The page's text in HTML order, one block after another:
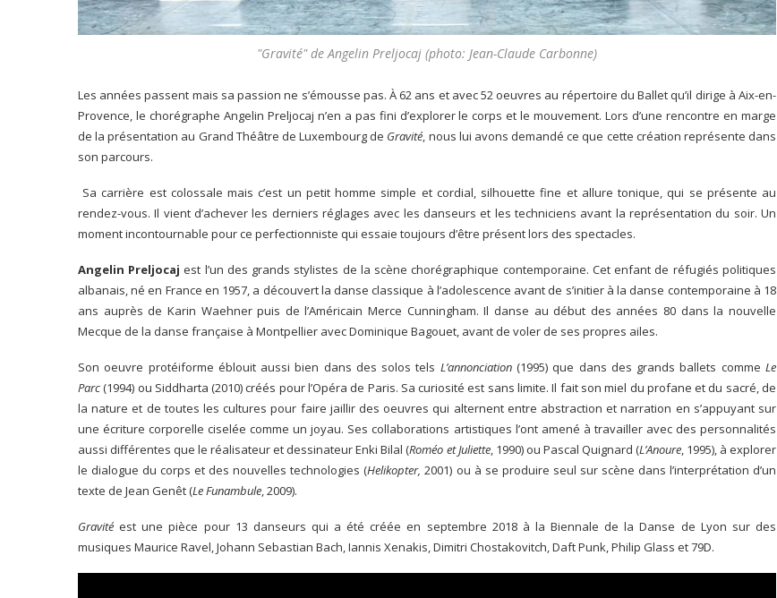
"Gravité" de Angelin Preljocaj (photo: Jean-Claude Carbonne)
Les années passent mais sa passion ne s’émousse pas. À 62 ans et avec 52 oeuvres au répertoire du Ballet qu’il dirige à Aix-en-
Provence, le chorégraphe Angelin Preljocaj n’en a pas fini d’explorer le corps et le mouvement. Lors d’une rencontre en marge
de la présentation au Grand Théâtre de Luxembourg de Gravité, nous lui avons demandé ce que cette création représente dans
son parcours.
Sa carrière est colossale mais c’est un petit homme simple et cordial, silhouette fine et allure tonique, qui se présente au
rendez-vous. Il vient d’achever les derniers réglages avec les danseurs et les techniciens avant la représentation du soir. Un
moment incontournable pour ce perfectionniste qui essaie toujours d’être présent lors des spectacles.
Angelin Preljocaj est l’un des grands stylistes de la scène chorégraphique contemporaine. Cet enfant de réfugiés politiques
albanais, né en France en 1957, a découvert la danse classique à l’adolescence avant de s’initier à la danse contemporaine à 18
ans auprès de Karin Waehner puis de l’Américain Merce Cunningham. Il danse au début des années 80 dans la nouvelle
Mecque de la danse française à Montpellier avec Dominique Bagouet, avant de voler de ses propres ailes.
Son oeuvre protéiforme éblouit aussi bien dans des solos tels L’annonciation(1995) que dans des grands ballets comme Le
Parc(1994) ou Siddharta (2010) créés pour l’Opéra de Paris. Sa curiosité est sans limite. Il fait son miel du profane et du sacré, de
la nature et de toutes les cultures pour faire jaillir des oeuvres qui alternent entre abstraction et narration en s’appuyant sur
une écriture corporelle ciselée comme un joyau. Ses collaborations artistiques l’ont amené à travailler avec des personnalités
aussi différentes que le réalisateur et dessinateur Enki Bilal (Roméo et Juliette, 1990) ou Pascal Quignard (L’Anoure, 1995), à explorer
le dialogue du corps et des nouvelles technologies (Helikopter,2001) ou à se produire seul sur scène dans l’interprétation d’un
texte de Jean Genêt (Le Funambule, 2009).
Gravitéest une pièce pour 13 danseurs qui a été créée en septembre 2018 à la Biennale de la Danse de Lyon sur des
musiques Maurice Ravel, Johann Sebastian Bach, Iannis Xenakis, Dimitri Chostakovitch, Daft Punk, Philip Glass et 79D.